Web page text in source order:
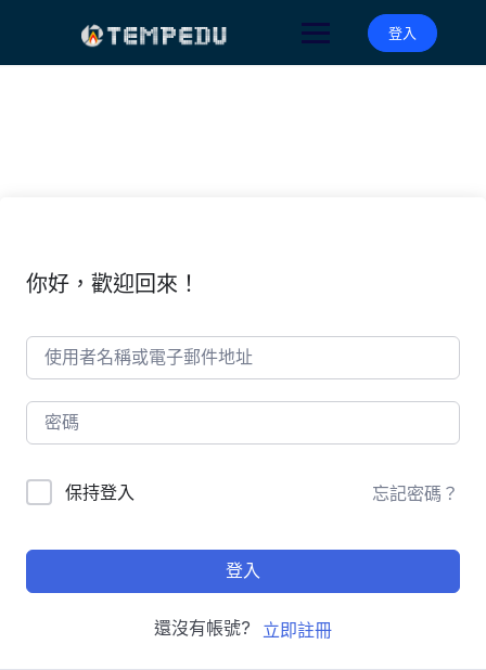
登入
你好，歡迎回來！
保持登入 忘記密碼？
登入
還沒有帳號? 立即註冊